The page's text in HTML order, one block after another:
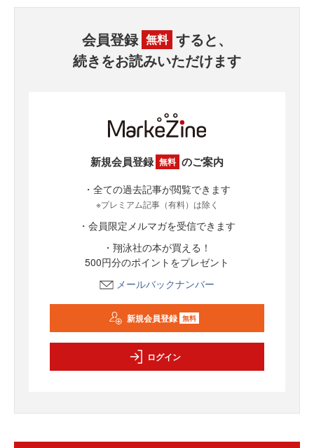
会員登録 無料 すると、
続きをお読みいただけます
新規会員登録 無料 のご案内
・全ての過去記事が閲覧できます
※プレミアム記事（有料）は除く
・会員限定メルマガを受信できます
・翔泳社の本が買える！
500円分のポイントをプレゼント
メールバックナンバー
新規会員登録 無料
ログイン